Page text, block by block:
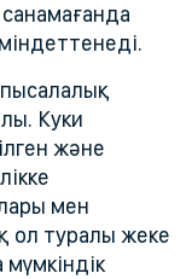
Куки
және
мен
ол туралы жеке